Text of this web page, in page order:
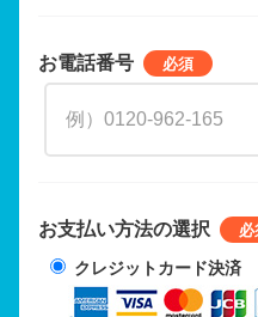
お電話番号
お支払い方法の選択
クレジットカード決済